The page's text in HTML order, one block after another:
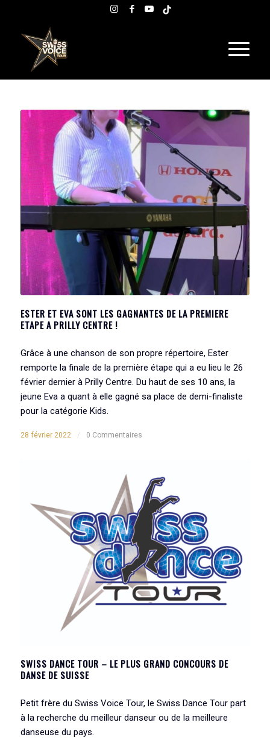
ESTER ET EVA SONT LES GAGNANTES DE LA PREMIERE
ETAPE A PRILLY CENTRE !
Grâce à une chanson de son propre répertoire, Ester
remporte la finale de la première étape qui a eu lieu le 26
février dernier à Prilly Centre. Du haut de ses 10 ans, la
jeune Eva a quant à elle gagné sa place de demi-finaliste
pour la catégorie Kids.
28 février 2022 / 0 Commentaires
SWISS DANCE TOUR – LE PLUS GRAND CONCOURS DE
DANSE DE SUISSE
Petit frère du Swiss Voice Tour, le Swiss Dance Tour part
à la recherche du meilleur danseur ou de la meilleure
danseuse du pays.